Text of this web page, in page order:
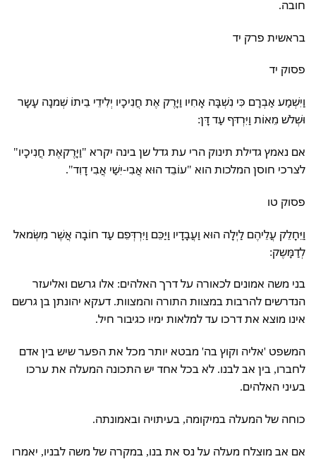
חובה.
בראשית פרק יד
פסוק יד
וַיִּשְׁמַע אַבְרָם כִּי נִשְׁבָּה אָחִיו וַיָּרֶק אֶת חֲנִיכָיו יְלִידֵי בֵיתוֹ שְׁמנָה עָשָר
וּשְׁלשׁ מֵאוֹת וַיִּרְדּף עַד דָּן:
אם נאמץ גדילת תינוק הרי עת גדל שן בינה יקרא "וַיָּרֶקאֶת חֲנִיכָיו"
לצרכי חוסן המלכות הוא "עוֹבֵד הוּא אֲבִי-יִשַׁי אֲבִי דָוִד".
פסוק טו
וַיֵּחָלֵק עֲלֵיהֶם לַיְלָה הוּא וַעֲבָדָיו וַיַּכֵּם וַיִּרְדְּפֵם עַד חוֹבָה אֲשֶׁר מִשְּׂמאל
לְדַמָּשֶק:
בני משה אמונים לכאורה על דרך האלהים: אלו גרשם ואליעזר
הנדרשים להרבות במצוות התורה והמצוות. דעקא יהונתן בן גרשם
אינו מוצא את דרכו עד למלאות ימיו כגיבור חיל.
המשפט 'אליה וקוץ בה' מבטא יותר מכל את הפער שיש בין אדם
לחברו, בין אב לבנו. לא בכל אחד יש התכונה המעלה את ערכו
בעיני האלהים.
כוחה של המעלה במיקומה, בעיתויה ובאמונתה.
אם אב מוצלח מעלה על נס את בנו, במקרה של משה לבניו, יאמרו